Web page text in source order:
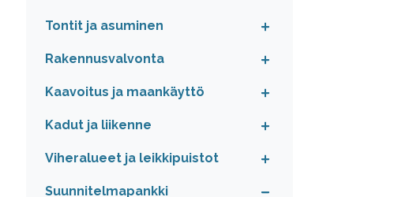
Tontit ja asuminen
Rakennusvalvonta
Kaavoitus ja maankäyttö
Kadut ja liikenne
Viheralueet ja leikkipuistot
Suunnitelmapankki